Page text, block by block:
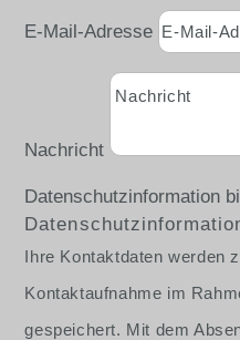
E-Mail-Adresse
Nachricht
Datenschutzinformation
Ihre Kontaktdaten werden
Kontaktaufnahme im
gespeichert. Mit dem